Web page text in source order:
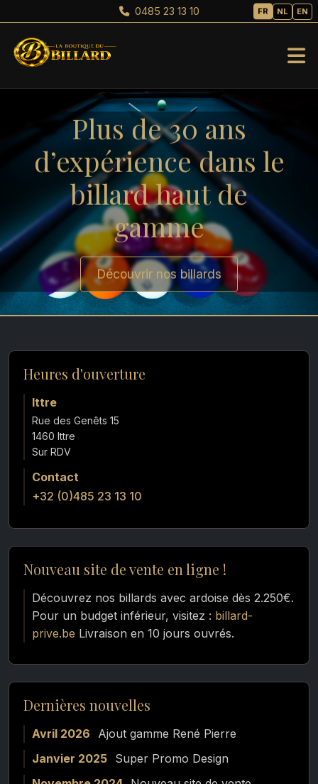
0485 23 13 10 FR NL EN
Plus de 30 ans
d’expérience dans le
billard haut de
gamme
Découvrir nos billards
Heures d'ouverture
Ittre
Rue des Genêts 15
1460 Ittre
Contact
+32 (0)485 23 13 10
Nouveau site de vente en ligne !
Découvrez nos billards avec ardoise dès 2.250€.
Pour un budget inférieur, visitez : billard-
prive.be Livraison en 10 jours ouvrés.
Dernières nouvelles
Avril 2026
Ajout gamme René Pierre
Janvier 2025 Super Promo Design